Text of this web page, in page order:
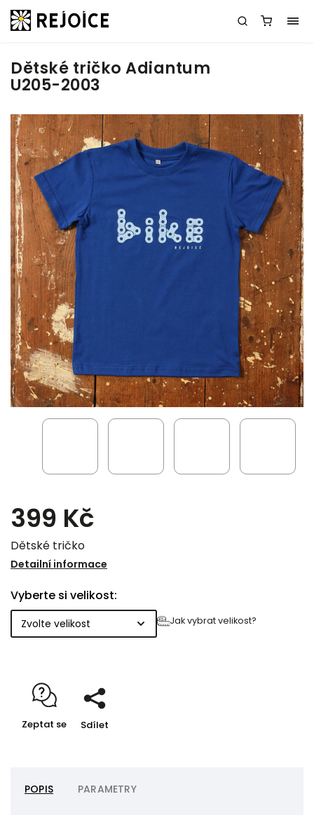
Dětské tričko Adiantum
U205-2003
399 Kč
Dětské tričko
Detailní informace
Vyberte si velikost:
Jak vybrat velikost?
Zeptat se Sdílet
POPIS PARAMETRY